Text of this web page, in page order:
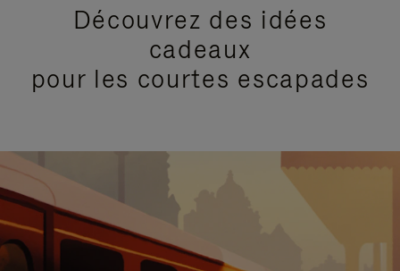
Découvrez des idées
cadeaux
pour les courtes escapades